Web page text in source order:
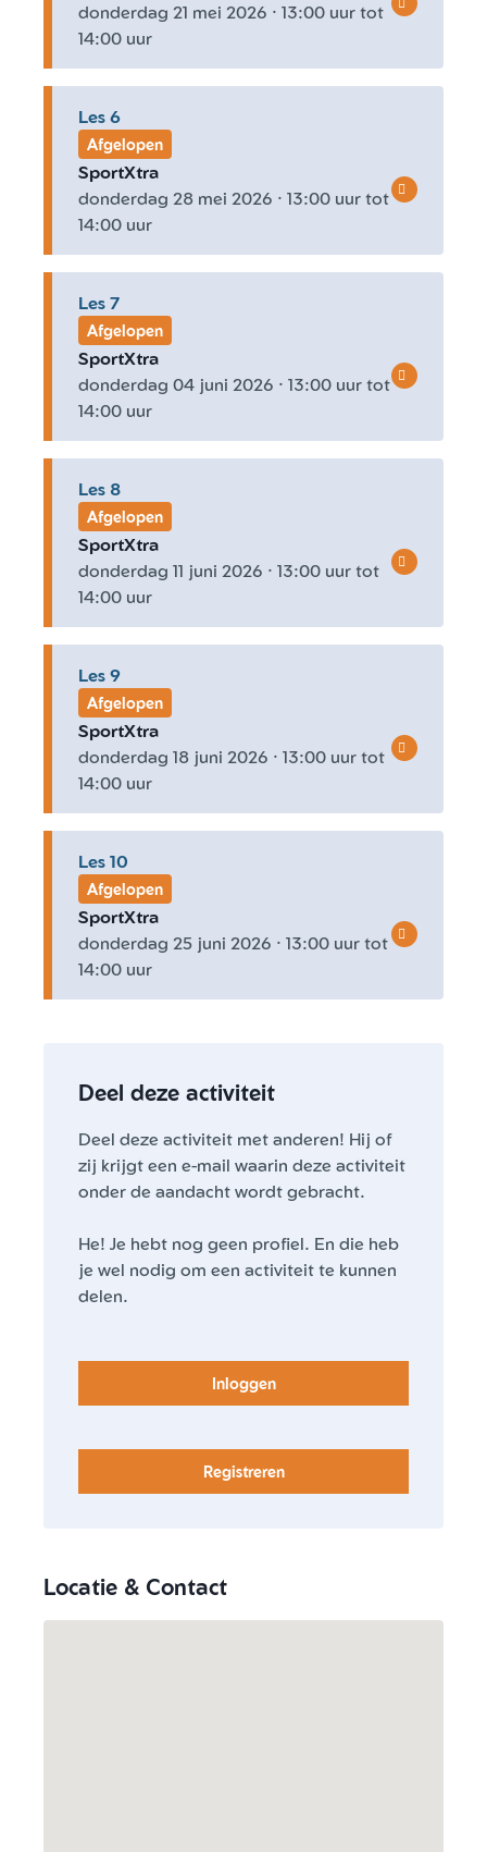
donderdag 21 mei 2026 · 13:00 uur tot
14:00 uur
Les 6
Afgelopen
SportXtra
donderdag 28 mei 2026 · 13:00 uur tot
14:00 uur
Les 7
Afgelopen
SportXtra
donderdag 04 juni 2026 · 13:00 uur tot
14:00 uur
Les 8
Afgelopen
SportXtra
donderdag 11 juni 2026 · 13:00 uur tot
14:00 uur
Les 9
Afgelopen
SportXtra
donderdag 18 juni 2026 · 13:00 uur tot
14:00 uur
Les 10
Afgelopen
SportXtra
donderdag 25 juni 2026 · 13:00 uur tot
14:00 uur
Deel deze activiteit
Deel deze activiteit met anderen! Hij of
zij krijgt een e-mail waarin deze activiteit
onder de aandacht wordt gebracht.
He! Je hebt nog geen profiel. En die heb
je wel nodig om een activiteit te kunnen
delen.
Inloggen
Registreren
Locatie & Contact